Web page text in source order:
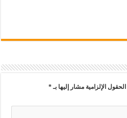
الحقول الإلزامية مشار إليها بـ*